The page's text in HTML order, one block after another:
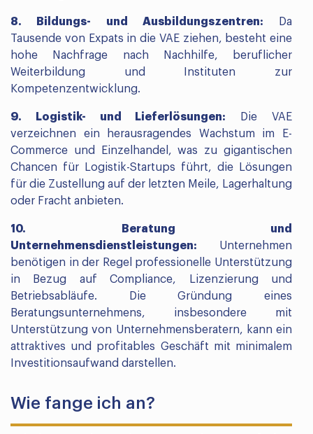
8. Bildungs- und Ausbildungszentren: Da
Tausende von Expats in die VAE ziehen, besteht eine
hohe Nachfrage nach Nachhilfe, beruflicher
Weiterbildung und Instituten zur
Kompetenzentwicklung.
9. Logistik- und Lieferlösungen: Die VAE
verzeichnen ein herausragendes Wachstum im E-
Commerce und Einzelhandel, was zu gigantischen
Chancen für Logistik-Startups führt, die Lösungen
für die Zustellung auf der letzten Meile, Lagerhaltung
oder Fracht anbieten.
10. Beratung und
Unternehmensdienstleistungen: Unternehmen
benötigen in der Regel professionelle Unterstützung
in Bezug auf Compliance, Lizenzierung und
Betriebsabläufe. Die Gründung eines
Beratungsunternehmens, insbesondere mit
Unterstützung von Unternehmensberatern, kann ein
attraktives und profitables Geschäft mit minimalem
Investitionsaufwand darstellen.
Wie fange ich an?